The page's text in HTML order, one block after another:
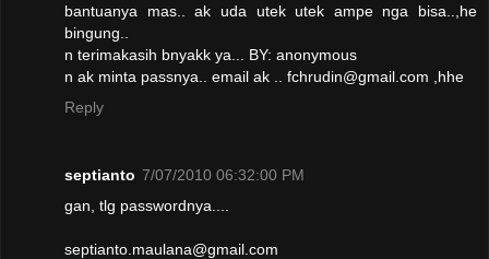
bantuanya mas.. ak uda utek utek ampe nga bisa..,he
bingung..
n terimakasih bnyakk ya... BY: anonymous
n ak minta passnya.. email ak .. fchrudin@gmail.com ,hhe
Reply
septianto 7/07/2010 06:32:00 PM
gan, tlg passwordnya....
septianto.maulana@gmail.com